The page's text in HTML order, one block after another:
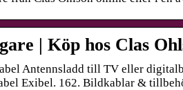
| Köp hos Clas
Antennsladd till TV eller
Exibel. 162. Bildkablar &